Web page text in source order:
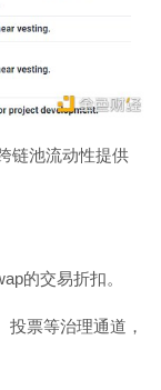
链池流动性提供
的交易折扣。
投票等治理通道，